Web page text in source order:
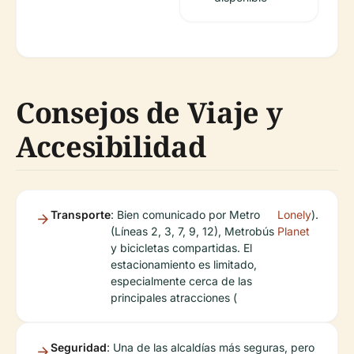
Consejos de Viaje y
Accesibilidad
Transporte: Bien comunicado por Metro
(Líneas 2, 3, 7, 9, 12), Metrobús
y bicicletas compartidas. El
estacionamiento es limitado,
especialmente cerca de las
principales atracciones (
Lonely
Planet
).
Seguridad: Una de las alcaldías más seguras, pero